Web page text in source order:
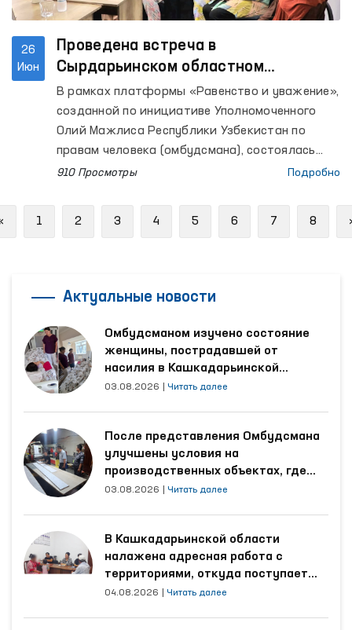
26
Июн
Проведена встреча в
Сырдарьинском областном
территориальном центре
реабилитации и адаптации женщин
В рамках платформы «Равенство и уважение»,
созданной по инициативе Уполномоченного
Олий Мажлиса Республики Узбекистан по
правам человека (омбудсмана), состоялась
встреча с женщинами, пострадавшими от
910 Просмотры Подробно
Previous
1 2 3 4 5 6 7 8
Актуальные новости
Омбудсманом изучено состояние
женщины, пострадавшей от
насилия в Кашкадарьинской
области
03.08.2026 Читать далее
После представления Омбудсмана
улучшены условия на
производственных объектах, где
трудятся осуждённые
03.08.2026 Читать далее
В Кашкадарьинской области
налажена адресная работа с
территориями, откуда поступает
наибольшее количество обращений
04.08.2026 Читать далее